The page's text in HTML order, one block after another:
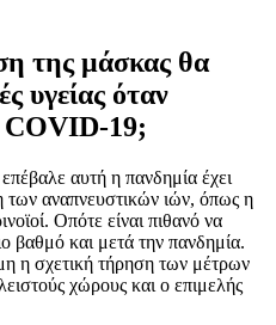
της μάσκας θα
υγείας όταν
COVID-19;
αυτή η πανδημία έχει
των αναπνευστικών ιών, όπως η
Οπότε είναι πιθανό να
βαθμό και μετά την πανδημία.
η σχετική τήρηση των μέτρων
χώρους και ο επιμελής